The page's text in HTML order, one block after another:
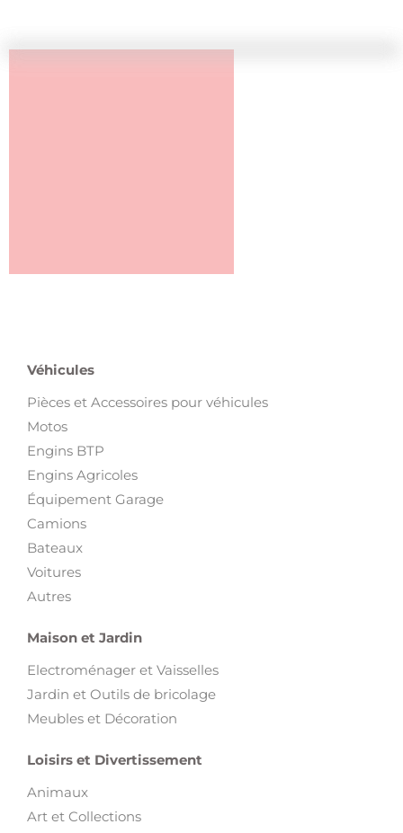
Motos
Engins BTP
Engins Agricoles
Équipement Garage
Camions
Bateaux
Voitures
Autres
Jardin et Outils de bricolage
Meubles et Décoration
Loisirs et Divertissement
Art et Collections
Films, livres, magazines
Instruments de musique